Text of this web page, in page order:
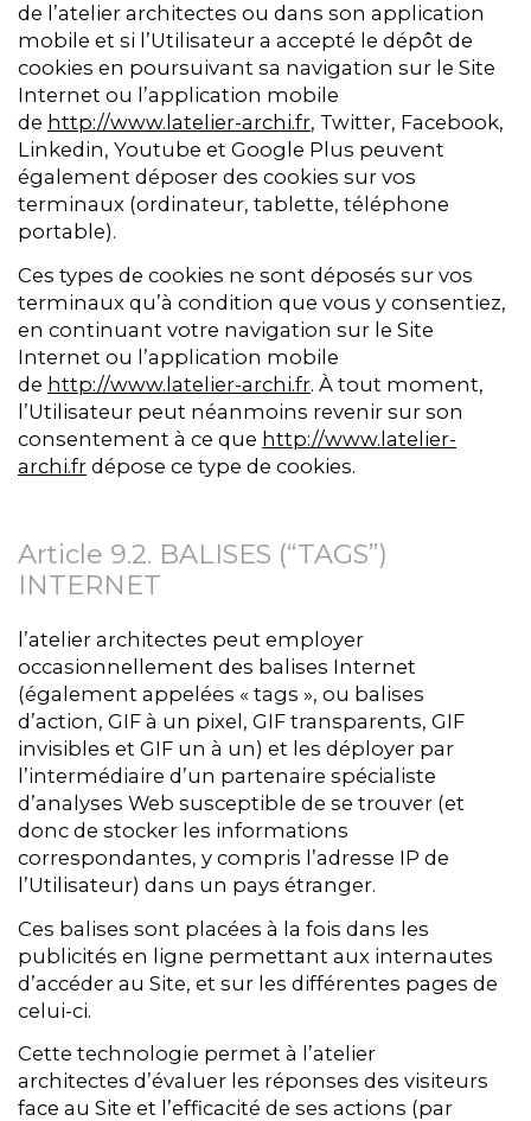
de l’atelier architectes ou dans son application
mobile et si l’Utilisateur a accepté le dépôt de
cookies en poursuivant sa navigation sur le Site
Internet ou l’application mobile
de http://www.latelier-archi.fr, Twitter, Facebook,
Linkedin, Youtube et Google Plus peuvent
également déposer des cookies sur vos
terminaux (ordinateur, tablette, téléphone
portable).
Ces types de cookies ne sont déposés sur vos
terminaux qu’à condition que vous y consentiez,
en continuant votre navigation sur le Site
Internet ou l’application mobile
de http://www.latelier-archi.fr. À tout moment,
l’Utilisateur peut néanmoins revenir sur son
consentement à ce que http://www.latelier-
archi.fr dépose ce type de cookies.
Article 9.2. BALISES (“TAGS”)
INTERNET
l’atelier architectes peut employer
occasionnellement des balises Internet
(également appelées « tags », ou balises
d’action, GIF à un pixel, GIF transparents, GIF
invisibles et GIF un à un) et les déployer par
l’intermédiaire d’un partenaire spécialiste
d’analyses Web susceptible de se trouver (et
donc de stocker les informations
correspondantes, y compris l’adresse IP de
l’Utilisateur) dans un pays étranger.
Ces balises sont placées à la fois dans les
publicités en ligne permettant aux internautes
d’accéder au Site, et sur les différentes pages de
celui-ci.
Cette technologie permet à l’atelier
architectes d’évaluer les réponses des visiteurs
face au Site et l’efficacité de ses actions (par